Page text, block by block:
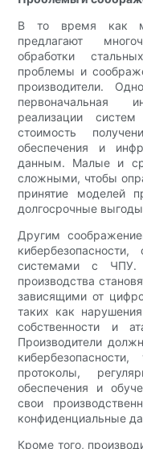
В то время как
предлагают
обработки
проблемы и
производители.
первоначальная
реализации
стоимость
обеспечения и
данным. Малые и
сложными, чтобы
принятие моделей
долгосрочные
Другим
системами с
производства
зависящими от
таких как
собственности и
Производители
протоколы,
обеспечения и
свои
конфиденциальные
Кроме того,